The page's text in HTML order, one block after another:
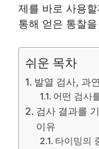
제를 바로 사용
통해 얻은 통찰
쉬운 목차
발열 검사, 과
어떤 검사
검사 결과를
이유
타이밍의